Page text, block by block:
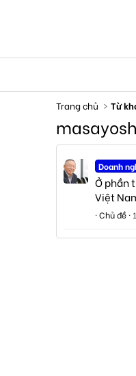
Trang chủ Từ
Doanh
Ở phần
Việt
Chủ đề